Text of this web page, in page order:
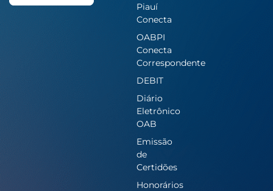
Piauí
Conecta
OABPI
Conecta
Correspondente
DEBIT
Diário
Eletrônico
OAB
Emissão
de
Certidões
Honorários